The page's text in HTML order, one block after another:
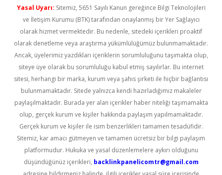
Yasal Uyarı: Sitemiz, 5651 Sayılı Kanun gereğince Bilgi Teknolojileri
ve İletişim Kurumu (BTK) tarafından onaylanmış bir Yer Sağlayıcı
olarak hizmet vermektedir. Bu nedenle, sitedeki içerikleri proaktif
olarak denetleme veya araştırma yükümlülüğümüz bulunmamaktadır.
Ancak, üyelerimiz yazdıkları içeriklerin sorumluluğunu taşımakta olup,
siteye üye olarak bu sorumluluğu kabul etmiş sayılırlar. Bu internet
sitesi, herhangi bir marka, kurum veya şahıs şirketi ile hiçbir bağlantısı
bulunmamaktadır. Sitede yalnızca kendi hazırladığımız makaleler
paylaşılmaktadır. Burada yer alan içerikler haber niteliği taşımamakta
olup, gerçek kurum ve kişiler hakkında paylaşım yapılmamaktadır.
Gerçek kurum ve kişiler ile isim benzerlikleri tamamen tesadüfidir.
Sitemiz, kar amacı gütmeyen ve tamamen ücretsiz bir bilgi paylaşım
platformudur. Hukuka ve yasal düzenlemelere aykırı olduğunu
düşündüğünüz içerikleri, backlinkpanelicomtr@gmail.com